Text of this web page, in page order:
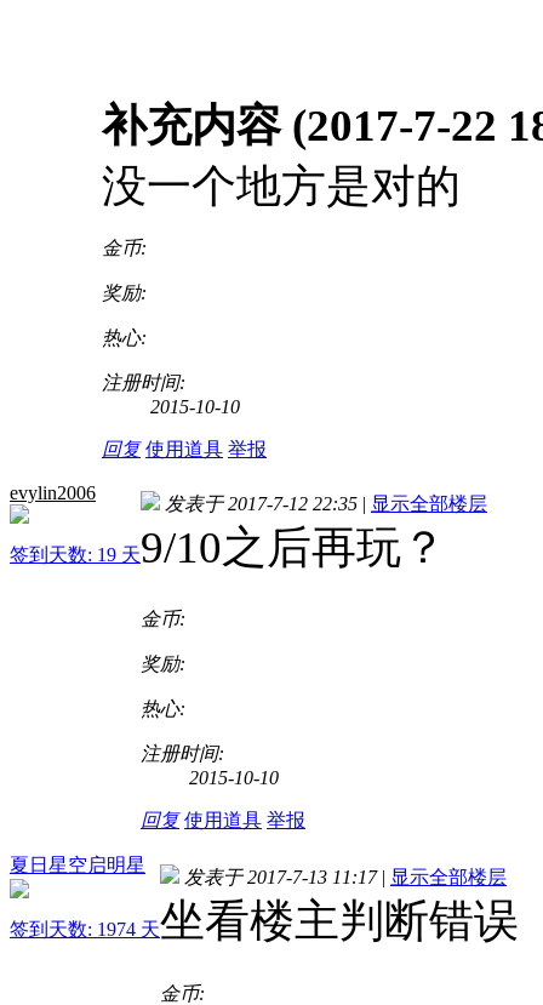
补充内容 (2017-7-22
没一个地方是对的
金币:
奖励:
热心:
注册时间:
2015-10-10
回复 使用道具 举报
evylin2006
签到天数: 19 天
发表于 2017-7-12 22:35 | 显示全部楼层
9/10之后再玩？
金币:
奖励:
热心:
注册时间:
2015-10-10
回复 使用道具 举报
夏日星空启明星
签到天数: 1974 天
发表于 2017-7-13 11:17 | 显示全部楼层
坐看楼主判断错误
金币: